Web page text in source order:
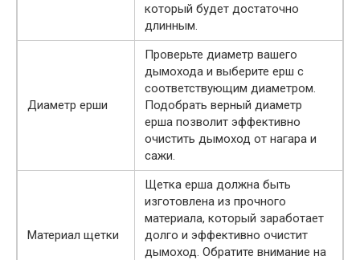
который будет достаточно
длинным.
Диаметр ерши
Проверьте диаметр вашего
дымохода и выберите ерш с
соответствующим диаметром.
Подобрать верный диаметр
ерша позволит эффективно
очистить дымоход от нагара и
сажи.
Материал щетки
Щетка ерша должна быть
изготовлена из прочного
материала, который заработает
долго и эффективно очистит
дымоход. Обратите внимание на